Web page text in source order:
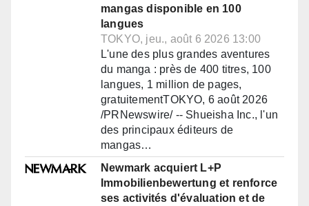
mangas disponible en 100
langues
TOKYO, jeu., août 6 2026 13:00
L'une des plus grandes aventures
du manga : près de 400 titres, 100
langues, 1 million de pages,
gratuitementTOKYO, 6 août 2026
/PRNewswire/ -- Shueisha Inc., l'un
des principaux éditeurs de
mangas…
Newmark acquiert L+P
Immobilienbewertung et renforce
ses activités d'évaluation et de